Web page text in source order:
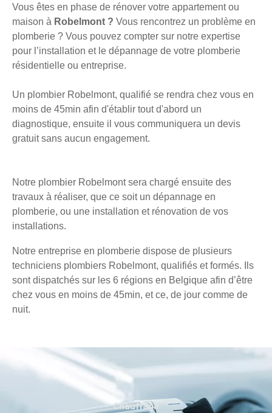
Vous êtes en phase de rénover votre appartement ou
maison à Robelmont ? Vous rencontrez un problème en
plomberie ? Vous pouvez compter sur notre expertise
pour l’installation et le dépannage de votre plomberie
résidentielle ou entreprise.
Un plombier Robelmont, qualifié se rendra chez vous en
moins de 45min afin d'établir tout d'abord un
diagnostique, ensuite il vous communiquera un devis
gratuit sans aucun engagement.
Notre plombier Robelmont sera chargé ensuite des
travaux à réaliser, que ce soit un dépannage en
plomberie, ou une installation et rénovation de vos
installations.
Notre entreprise en plomberie dispose de plusieurs
techniciens plombiers Robelmont, qualifiés et formés. Ils
sont dispatchés sur les 6 régions en Belgique afin d’être
chez vous en moins de 45min, et ce, de jour comme de
nuit.
Chauffage